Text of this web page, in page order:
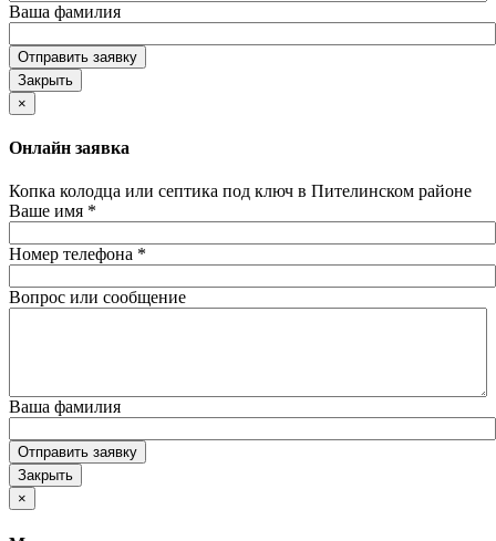
Ваша фамилия
Отправить заявку
Закрыть
×
Онлайн заявка
Копка колодца или септика под ключ в Пителинском районе
Ваше имя *
Номер телефона *
Вопрос или сообщение
Ваша фамилия
Отправить заявку
Закрыть
×